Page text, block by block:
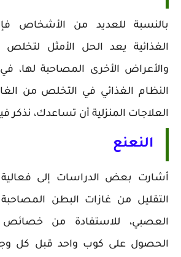
بالنسبة للعديد من الأشخاص
الغذائية يعد الحل الأمثل
والأعراض الأخرى المصاحبة لها،
النظام الغذائي في التخلص من
العلاجات المنزلية أن تساعدك، نذكر
النعنع
أشارت بعض الدراسات إلى
التقليل من غازات البطن المصاحبة
العصبي، للاستفادة من خصائص
الحصول على كوب واحد قبل كل